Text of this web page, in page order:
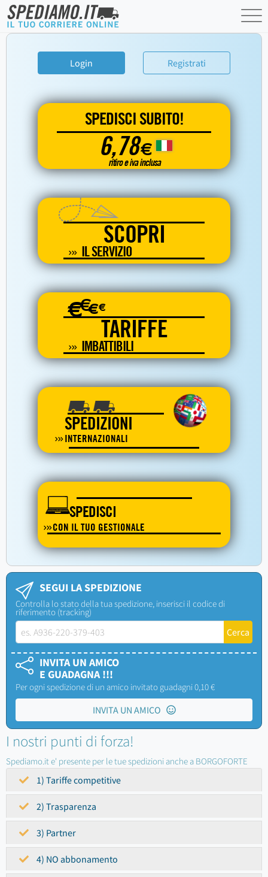
Login Registrati
SPEDISCI SUBITO!
6,78€
ritiro e iva inclusa
SCOPRI
IL SERVIZIO
€€€€
TARIFFE
IMBATTIBILI
SPEDIZIONI
INTERNAZIONALI
SPEDISCI
CON IL TUO GESTIONALE
SEGUI LA SPEDIZIONE
Controlla lo stato della tua spedizione, inserisci il codice di
riferimento (tracking)
INVITA UN AMICO
E GUADAGNA !!!
Per ogni spedizione di un amico invitato guadagni 0,10 €
INVITA UN AMICO
I nostri punti di forza!
Spediamo.it e' presente per le tue spedizioni anche a BORGOFORTE
1) Tariffe competitive
2) Trasparenza
3) Partner
4) NO abbonamento